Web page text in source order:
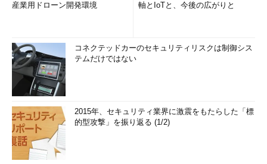
産業用ドローン開発環境
軸とIoTと、今後の広がりと
コネクテッドカーのセキュリティリスクは制御シス
テムだけではない
2015年、セキュリティ業界に激震をもたらした「標
的型攻撃」を振り返る (1/2)